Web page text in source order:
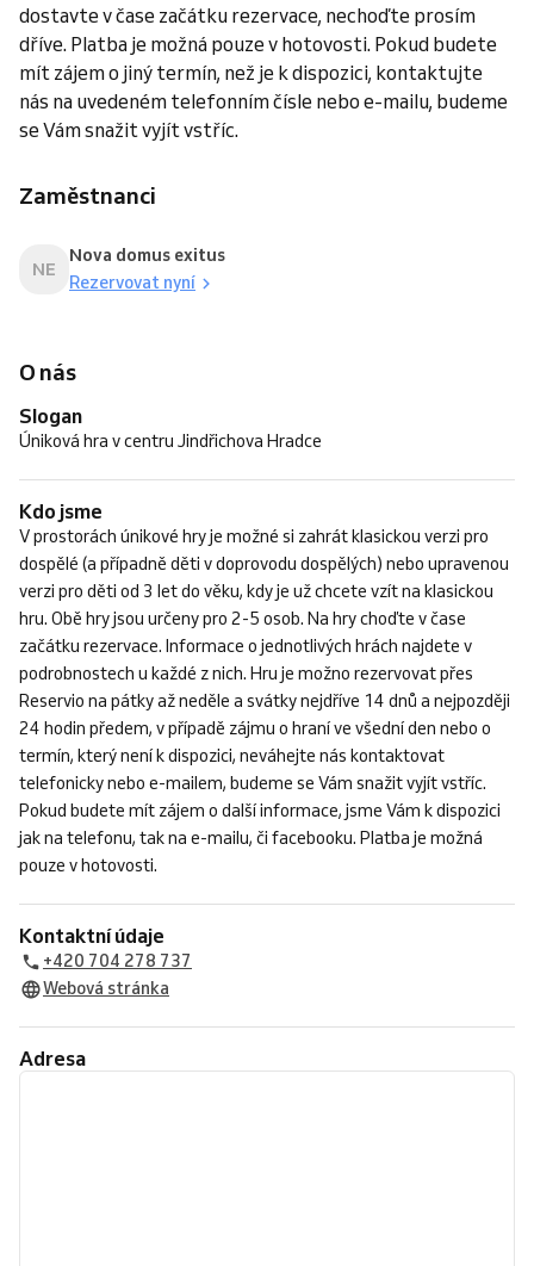
dostavte v čase začátku rezervace, nechoďte prosím
dříve. Platba je možná pouze v hotovosti. Pokud budete
mít zájem o jiný termín, než je k dispozici, kontaktujte
nás na uvedeném telefonním čísle nebo e-mailu, budeme
se Vám snažit vyjít vstříc.
Zaměstnanci
NE
Nova domus exitus
Rezervovat nyní
O nás
Slogan
Úniková hra v centru Jindřichova Hradce
Kdo jsme
V prostorách únikové hry je možné si zahrát klasickou verzi pro
dospělé (a případně děti v doprovodu dospělých) nebo upravenou
verzi pro děti od 3 let do věku, kdy je už chcete vzít na klasickou
hru. Obě hry jsou určeny pro 2-5 osob. Na hry choďte v čase
začátku rezervace. Informace o jednotlivých hrách najdete v
podrobnostech u každé z nich. Hru je možno rezervovat přes
Reservio na pátky až neděle a svátky nejdříve 14 dnů a nejpozději
24 hodin předem, v případě zájmu o hraní ve všední den nebo o
termín, který není k dispozici, neváhejte nás kontaktovat
telefonicky nebo e-mailem, budeme se Vám snažit vyjít vstříc.
Pokud budete mít zájem o další informace, jsme Vám k dispozici
jak na telefonu, tak na e-mailu, či facebooku. Platba je možná
pouze v hotovosti.
Kontaktní údaje
+420 704 278 737
Webová stránka
Adresa